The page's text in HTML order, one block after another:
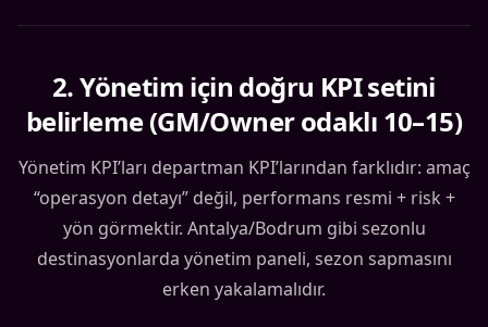
2.Yönetim için doğru KPI setini
belirleme (GM/Owner odaklı 10–15)
Yönetim KPI’ları departman KPI’larından farklıdır: amaç
“operasyon detayı” değil, performans resmi + risk +
yön görmektir. Antalya/Bodrum gibi sezonlu
destinasyonlarda yönetim paneli, sezon sapmasını
erken yakalamalıdır.